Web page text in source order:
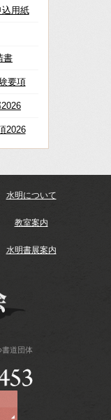
込用紙
書
要項
2026
水明について
教室案内
水明書展案内
道団体